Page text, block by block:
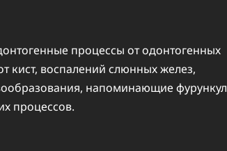
процессы от одонтогенных
кист, воспалений слюнных желез,
напоминающие фурункул
процессов.